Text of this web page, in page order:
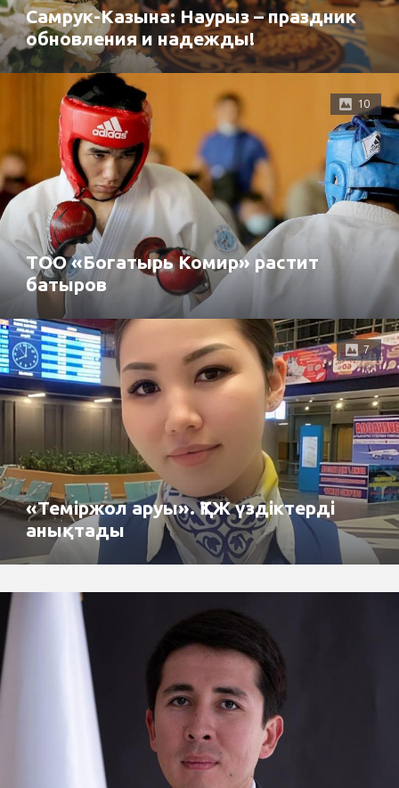
Самрук-Казына: Наурыз – праздник
обновления и надежды!
10
ТОО «Богатырь Комир» растит
батыров
7
«Теміржол аруы». ҚТЖ үздіктерді
анықтады